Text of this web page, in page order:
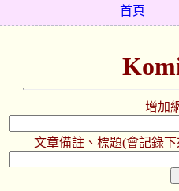
首頁
增加
文章備註、標題(會記錄